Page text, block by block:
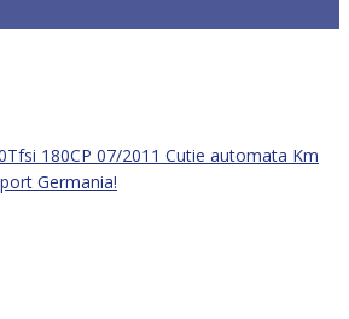
180CP 07/2011 Cutie automata Km
Germania!